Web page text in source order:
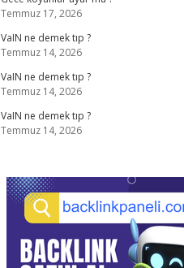
Temmuz 17, 2026
VaIN ne demek tıp ?
Temmuz 14, 2026
VaIN ne demek tıp ?
Temmuz 14, 2026
VaIN ne demek tıp ?
Temmuz 14, 2026